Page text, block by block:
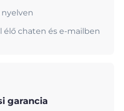
élő chaten és e-mailben
garancia